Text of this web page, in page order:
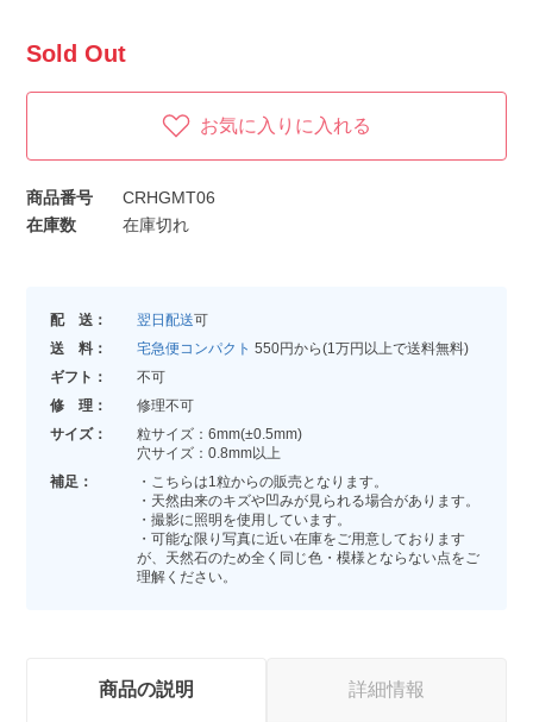
Sold Out
お気に入りに入れる
商品番号
CRHGMT06
在庫数
在庫切れ
配 送： 翌日配送可
送 料：
宅急便コンパクト 550円から(1万円以上で送料無料)
ギフト：
不可
修 理：
修理不可
サイズ：
粒サイズ：6mm(±0.5mm)
穴サイズ：0.8mm以上
補足：
・こちらは1粒からの販売となります。
・天然由来のキズや凹みが見られる場合があります。
・撮影に照明を使用しています。
・可能な限り写真に近い在庫をご用意しております
が、天然石のため全く同じ色・模様とならない点をご
理解ください。
商品の説明 詳細情報